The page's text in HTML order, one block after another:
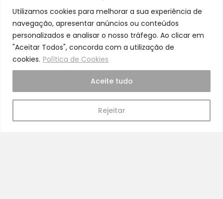
Utilizamos cookies para melhorar a sua experiência de
navegação, apresentar anúncios ou conteúdos
personalizados e analisar o nosso tráfego. Ao clicar em
"Aceitar Todos", concorda com a utilização de
cookies. Política de Cookies
Rejeitar
Aceite tudo
Cuidado
A nossa equipa é especializada em cuidados
para a mamã e o bebé